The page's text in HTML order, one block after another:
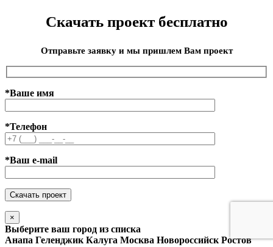
Скачать проект бесплатно
Отправьте заявку и мы пришлем Вам проект
*Ваше имя
*Телефон
*Ваш e-mail
×
Выберите ваш город из списка
Анапа Геленджик Калуга Москва Новороссийск Ростов